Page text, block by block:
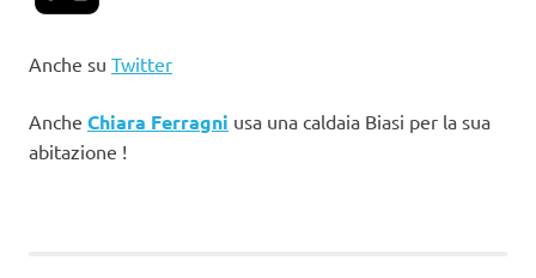
Anche su Twitter
Anche Chiara Ferragni usa una caldaia Biasi per la sua
abitazione !